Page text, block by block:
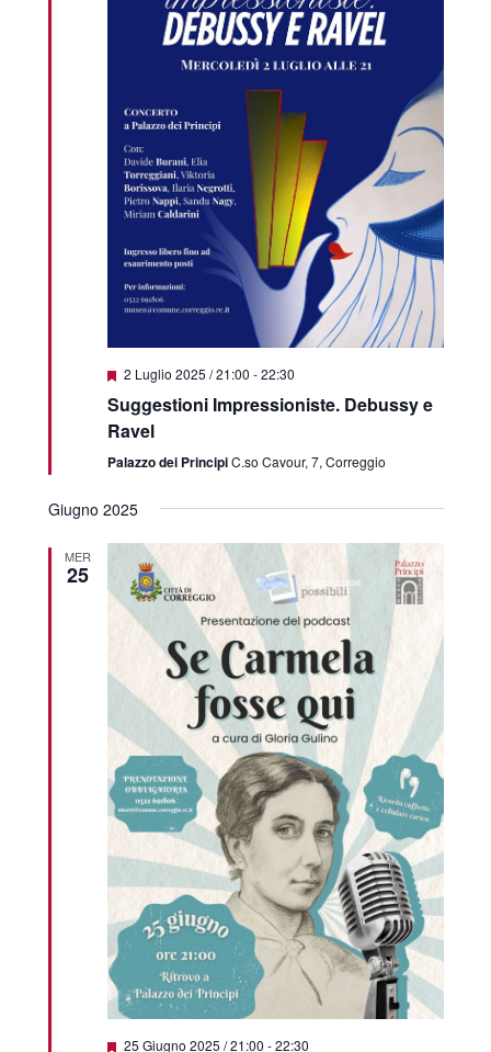
Segnalati
2 Luglio 2025 / 21:00 -22:30
Suggestioni Impressioniste. Debussy e
Ravel
Palazzo dei PrincipiC.so Cavour, 7, Correggio
Giugno 2025
MER
25
Segnalati
25 Giugno 2025 / 21:00 -22:30